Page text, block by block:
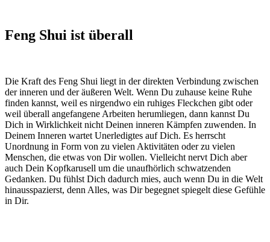
Feng Shui ist überall
Die Kraft des Feng Shui liegt in der direkten Verbindung zwischen
der inneren und der äußeren Welt. Wenn Du zuhause keine Ruhe
finden kannst, weil es nirgendwo ein ruhiges Fleckchen gibt oder
weil überall angefangene Arbeiten herumliegen, dann kannst Du
Dich in Wirklichkeit nicht Deinen inneren Kämpfen zuwenden. In
Deinem Inneren wartet Unerledigtes auf Dich. Es herrscht
Unordnung in Form von zu vielen Aktivitäten oder zu vielen
Menschen, die etwas von Dir wollen. Vielleicht nervt Dich aber
auch Dein Kopfkarusell um die unaufhörlich schwatzenden
Gedanken. Du fühlst Dich dadurch mies, auch wenn Du in die Welt
hinausspazierst, denn Alles, was Dir begegnet spiegelt diese Gefühle
in Dir.